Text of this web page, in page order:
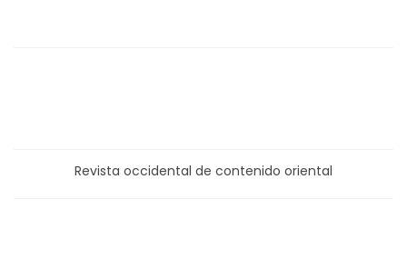
Revista occidental de contenido oriental